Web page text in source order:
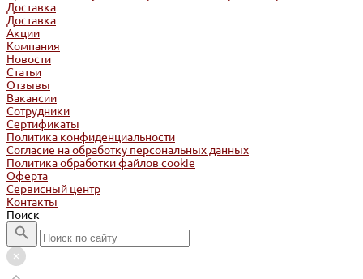
Доставка
Доставка
Акции
Компания
Новости
Статьи
Отзывы
Вакансии
Сотрудники
Сертификаты
Политика конфиденциальности
Согласие на обработку персональных данных
Политика обработки файлов cookie
Оферта
Сервисный центр
Контакты
Поиск